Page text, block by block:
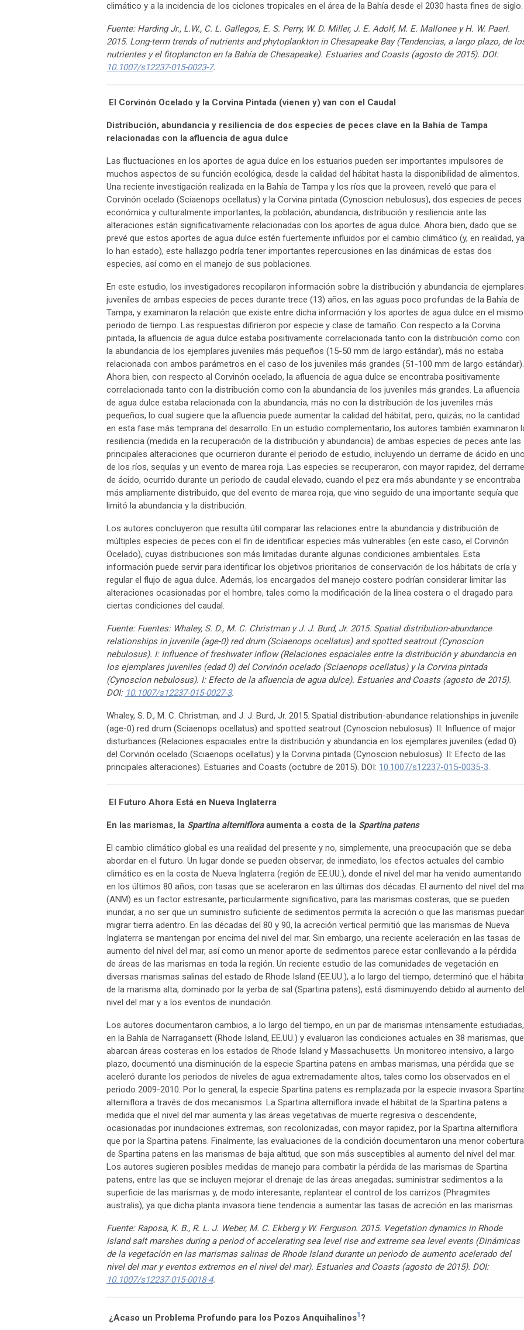
climático y a la incidencia de los ciclones tropicales en el área de la Bahía desde el 2030 hasta fines de siglo.
Fuente: Harding Jr., L.W., C. L. Gallegos, E. S. Perry, W. D. Miller, J. E. Adolf, M. E. Mallonee y H. W. Paerl.
2015. Long-term trends of nutrients and phytoplankton in Chesapeake Bay (Tendencias, a largo plazo, de
nutrientes y el fitoplancton en la Bahía de Chesapeake). Estuaries and Coasts (agosto de 2015). DOI:
10.1007/s12237-015-0023-7.
El Corvinón Ocelado y la Corvina Pintada (vienen y) van con el Caudal
Distribución, abundancia y resiliencia de dos especies de peces clave en la Bahía de Tampa
relacionadas con la afluencia de agua dulce
Las fluctuaciones en los aportes de agua dulce en los estuarios pueden ser importantes impulsores de
muchos aspectos de su función ecológica, desde la calidad del hábitat hasta la disponibilidad de alimentos.
Una reciente investigación realizada en la Bahía de Tampa y los ríos que la proveen, reveló que para el
Corvinón ocelado (Sciaenops ocellatus) y la Corvina pintada (Cynoscion nebulosus), dos especies de peces
económica y culturalmente importantes, la población, abundancia, distribución y resiliencia ante las
alteraciones están significativamente relacionadas con los aportes de agua dulce. Ahora bien, dado que se
prevé que estos aportes de agua dulce estén fuertemente influidos por el cambio climático (y, en realidad, ya
lo han estado), este hallazgo podría tener importantes repercusiones en las dinámicas de estas dos
especies, así como en el manejo de sus poblaciones.
En este estudio, los investigadores recopilaron información sobre la distribución y abundancia de ejemplares
juveniles de ambas especies de peces durante trece (13) años, en las aguas poco profundas de la Bahía de
Tampa, y examinaron la relación que existe entre dicha información y los aportes de agua dulce en el mismo
periodo de tiempo. Las respuestas difirieron por especie y clase de tamaño. Con respecto a la Corvina
pintada, la afluencia de agua dulce estaba positivamente correlacionada tanto con la distribución como con
la abundancia de los ejemplares juveniles más pequeños (15-50 mm de largo estándar), más no estaba
relacionada con ambos parámetros en el caso de los juveniles más grandes (51-100 mm de largo estándar).
Ahora bien, con respecto al Corvinón ocelado, la afluencia de agua dulce se encontraba positivamente
correlacionada tanto con la distribución como con la abundancia de los juveniles más grandes. La afluencia
de agua dulce estaba relacionada con la abundancia, más no con la distribución de los juveniles más
pequeños, lo cual sugiere que la afluencia puede aumentar la calidad del hábitat, pero, quizás, no la cantidad
en esta fase más temprana del desarrollo. En un estudio complementario, los autores también examinaron
resiliencia (medida en la recuperación de la distribución y abundancia) de ambas especies de peces ante las
principales alteraciones que ocurrieron durante el periodo de estudio, incluyendo un derrame de ácido en
de los ríos, sequías y un evento de marea roja. Las especies se recuperaron, con mayor rapidez, del derrame
de ácido, ocurrido durante un periodo de caudal elevado, cuando el pez era más abundante y se encontraba
más ampliamente distribuido, que del evento de marea roja, que vino seguido de una importante sequía que
limitó la abundancia y la distribución.
Los autores concluyeron que resulta útil comparar las relaciones entre la abundancia y distribución de
múltiples especies de peces con el fin de identificar especies más vulnerables (en este caso, el Corvinón
Ocelado), cuyas distribuciones son más limitadas durante algunas condiciones ambientales. Esta
información puede servir para identificar los objetivos prioritarios de conservación de los hábitats de cría y
regular el flujo de agua dulce. Además, los encargados del manejo costero podrían considerar limitar las
alteraciones ocasionadas por el hombre, tales como la modificación de la línea costera o el dragado para
ciertas condiciones del caudal.
Fuente: Fuentes: Whaley, S. D., M. C. Christman y J. J. Burd, Jr. 2015. Spatial distribution-abundance
relationships in juvenile (age-0) red drum (Sciaenops ocellatus) and spotted seatrout (Cynoscion
nebulosus). I: Influence of freshwater inflow (Relaciones espaciales entre la distribución y abundancia en
los ejemplares juveniles (edad 0) del Corvinón ocelado (Sciaenops ocellatus) y la Corvina pintada
(Cynoscion nebulosus). I: Efecto de la afluencia de agua dulce). Estuaries and Coasts (agosto de 2015).
DOI: 10.1007/s12237-015-0027-3.
Whaley, S. D., M. C. Christman, and J. J. Burd, Jr. 2015. Spatial distribution-abundance relationships in juvenile
(age-0) red drum (Sciaenops ocellatus) and spotted seatrout (Cynoscion nebulosus). II: Influence of major
disturbances (Relaciones espaciales entre la distribución y abundancia en los ejemplares juveniles (edad 0)
del Corvinón ocelado (Sciaenops ocellatus) y la Corvina pintada (Cynoscion nebulosus). II: Efecto de las
principales alteraciones). Estuaries and Coasts (octubre de 2015). DOI: 10.1007/s12237-015-0035-3.
El Futuro Ahora Está en Nueva Inglaterra
En las marismas, la Spartina alternifloraaumenta a costa de la Spartina patens
El cambio climático global es una realidad del presente y no, simplemente, una preocupación que se deba
abordar en el futuro. Un lugar donde se pueden observar, de inmediato, los efectos actuales del cambio
climático es en la costa de Nueva Inglaterra (región de EE.UU.), donde el nivel del mar ha venido aumentando
en los últimos 80 años, con tasas que se aceleraron en las últimas dos décadas. El aumento del nivel del
(ANM) es un factor estresante, particularmente significativo, para las marismas costeras, que se pueden
inundar, a no ser que un suministro suficiente de sedimentos permita la acreción o que las marismas
migrar tierra adentro. En las décadas del 80 y 90, la acreción vertical permitió que las marismas de Nueva
Inglaterra se mantengan por encima del nivel del mar. Sin embargo, una reciente aceleración en las tasas de
aumento del nivel del mar, así como un menor aporte de sedimentos parece estar conllevando a la pérdida
de áreas de las marismas en toda la región. Un reciente estudio de las comunidades de vegetación en
diversas marismas salinas del estado de Rhode Island (EE.UU.), a lo largo del tiempo, determinó que el
de la marisma alta, dominado por la yerba de sal (Spartina patens), está disminuyendo debido al aumento del
nivel del mar y a los eventos de inundación.
Los autores documentaron cambios, a lo largo del tiempo, en un par de marismas intensamente estudiadas,
en la Bahía de Narragansett (Rhode Island, EE.UU.) y evaluaron las condiciones actuales en 38 marismas, que
abarcan áreas costeras en los estados de Rhode Island y Massachusetts. Un monitoreo intensivo, a largo
plazo, documentó una disminución de la especie Spartina patens en ambas marismas, una pérdida que se
aceleró durante los periodos de niveles de agua extremadamente altos, tales como los observados en el
periodo 2009-2010. Por lo general, la especie Spartina patens es remplazada por la especie invasora
alterniflora a través de dos mecanismos. La Spartina alterniflora invade el hábitat de la Spartina patens a
medida que el nivel del mar aumenta y las áreas vegetativas de muerte regresiva o descendente,
ocasionadas por inundaciones extremas, son recolonizadas, con mayor rapidez, por la Spartina alterniflora
que por la Spartina patens. Finalmente, las evaluaciones de la condición documentaron una menor cobertura
de Spartina patens en las marismas de baja altitud, que son más susceptibles al aumento del nivel del mar.
Los autores sugieren posibles medidas de manejo para combatir la pérdida de las marismas de Spartina
patens, entre las que se incluyen mejorar el drenaje de las áreas anegadas; suministrar sedimentos a la
superficie de las marismas y, de modo interesante, replantear el control de los carrizos (Phragmites
australis), ya que dicha planta invasora tiene tendencia a aumentar las tasas de acreción en las marismas.
Fuente: Raposa, K. B., R. L. J. Weber, M. C. Ekberg y W. Ferguson. 2015. Vegetation dynamics in Rhode
Island salt marshes during a period of accelerating sea level rise and extreme sea level events (Dinámicas
de la vegetación en las marismas salinas de Rhode Island durante un periodo de aumento acelerado del
nivel del mar y eventos extremos en el nivel del mar). Estuaries and Coasts (agosto de 2015). DOI:
10.1007/s12237-015-0018-4.
¿Acaso un Problema Profundo para los Pozos Anquihalinos1 ?